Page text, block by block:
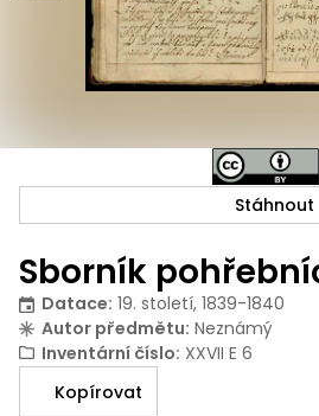
Sborník
Datace: 19. století, 1839-1840
Autor předmětu: Neznámý
Inventární číslo: XXVII E 6
Kopírovat
Stáhnout